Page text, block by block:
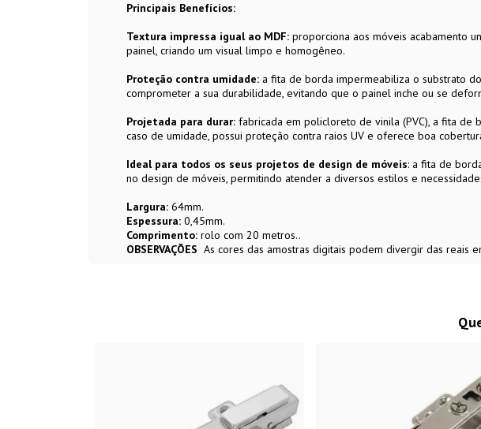
Principais Benefícios:
Textura impressa igual ao MDF: proporciona aos móveis acabamento
painel, criando um visual limpo e homogêneo.
Proteção contra umidade: a fita de borda impermeabiliza o substrato
comprometer a sua durabilidade, evitando que o painel inche ou se
Projetada para durar: fabricada em policloreto de vinila (PVC), a fita de
caso de umidade, possui proteção contra raios UV e oferece boa
Ideal para todos os seus projetos de design de móveis: a fita de
no design de móveis, permitindo atender a diversos estilos e
Largura: 64mm.
Espessura: 0,45mm.
Comprimento: rolo com 20 metros..
OBSERVAÇÕES As cores das amostras digitais podem divergir das reais